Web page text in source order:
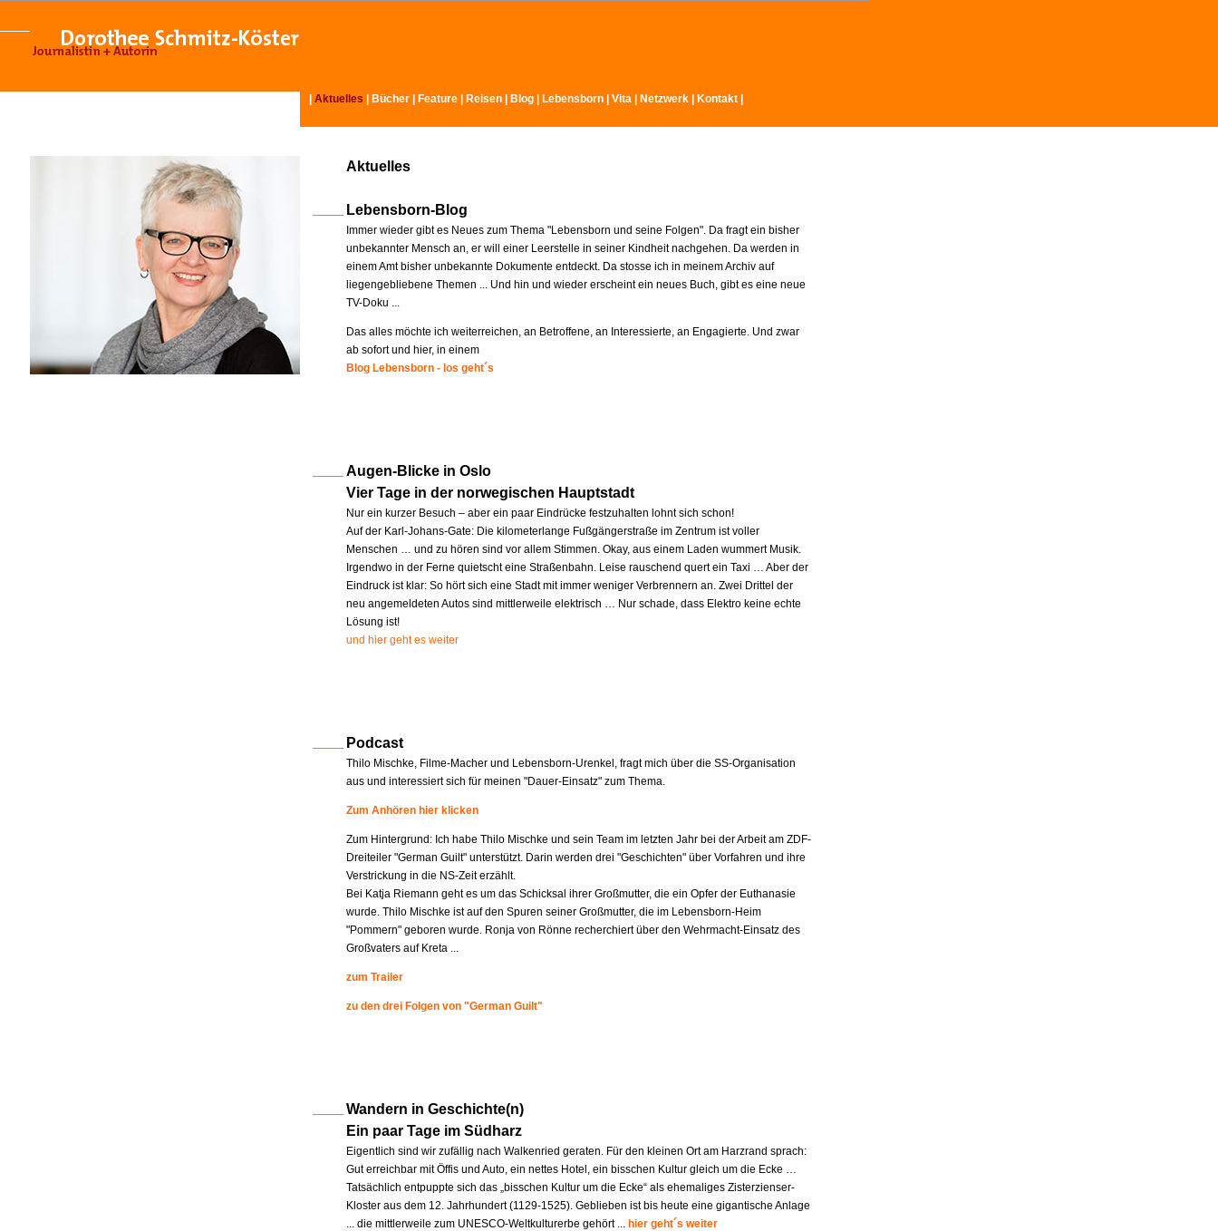
Aktuelles Bücher Feature Reisen Blog Lebensborn Vita Netzwerk Kontakt
Aktuelles
Lebensborn-Blog
Immer wieder gibt es Neues zum Thema "Lebensborn und seine Folgen". Da fragt ein bisher
unbekannter Mensch an, er will einer Leerstelle in seiner Kindheit nachgehen. Da werden in
einem Amt bisher unbekannte Dokumente entdeckt. Da stosse ich in meinem Archiv auf
liegengebliebene Themen ... Und hin und wieder erscheint ein neues Buch, gibt es eine neue
TV-Doku ...
Das alles möchte ich weiterreichen, an Betroffene, an Interessierte, an Engagierte. Und zwar
ab sofort und hier, in einem
Blog Lebensborn - los geht´s
Augen-Blicke in Oslo
Vier Tage in der norwegischen Hauptstadt
Nur ein kurzer Besuch – aber ein paar Eindrücke festzuhalten lohnt sich schon!
Auf der Karl-Johans-Gate: Die kilometerlange Fußgängerstraße im Zentrum ist voller
Menschen … und zu hören sind vor allem Stimmen. Okay, aus einem Laden wummert Musik.
Irgendwo in der Ferne quietscht eine Straßenbahn. Leise rauschend quert ein Taxi … Aber der
Eindruck ist klar: So hört sich eine Stadt mit immer weniger Verbrennern an. Zwei Drittel der
neu angemeldeten Autos sind mittlerweile elektrisch … Nur schade, dass Elektro keine echte
Lösung ist!
und hier geht es weiter
Podcast
Thilo Mischke, Filme-Macher und Lebensborn-Urenkel, fragt mich über die SS-Organisation
aus und interessiert sich für meinen "Dauer-Einsatz" zum Thema.
Zum Anhören hier klicken
Zum Hintergrund: Ich habe Thilo Mischke und sein Team im letzten Jahr bei der Arbeit am ZDF-
Dreiteiler "German Guilt" unterstützt. Darin werden drei "Geschichten" über Vorfahren und ihre
Verstrickung in die NS-Zeit erzählt.
Bei Katja Riemann geht es um das Schicksal ihrer Großmutter, die ein Opfer der Euthanasie
wurde. Thilo Mischke ist auf den Spuren seiner Großmutter, die im Lebensborn-Heim
"Pommern" geboren wurde. Ronja von Rönne recherchiert über den Wehrmacht-Einsatz des
Großvaters auf Kreta ...
zum Trailer
zu den drei Folgen von "German Guilt"
Wandern in Geschichte(n)
Ein paar Tage im Südharz
Eigentlich sind wir zufällig nach Walkenried geraten. Für den kleinen Ort am Harzrand sprach:
Gut erreichbar mit Öffis und Auto, ein nettes Hotel, ein bisschen Kultur gleich um die Ecke …
Tatsächlich entpuppte sich das „bisschen Kultur um die Ecke“ als ehemaliges Zisterzienser-
Kloster aus dem 12. Jahrhundert (1129-1525). Geblieben ist bis heute eine gigantische Anlage
... die mittlerweile zum UNESCO-Weltkulturerbe gehört ... hier geht´s weiter